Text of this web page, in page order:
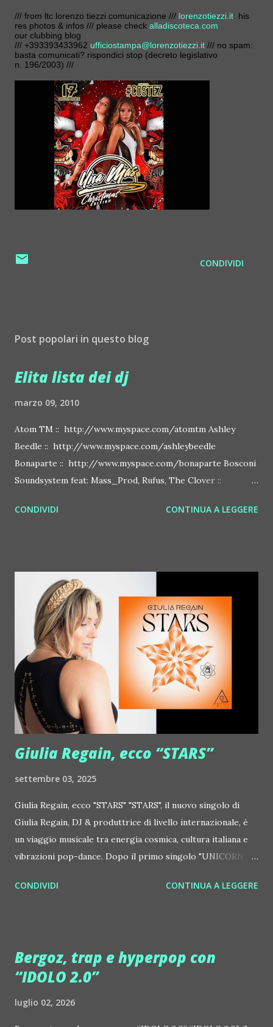
/// from ltc lorenzo tiezzi comunicazione /// lorenzotiezzi.it: his
res photos & infos /// please check alladiscoteca.com
our clubbing blog
/// +393393433962 ufficiostampa@lorenzotiezzi.it /// no spam:
basta comunicati? rispondici stop (decreto legislativo
n. 196/2003) ///
CONDIVIDI
Post popolari in questo blog
Elita lista dei dj
marzo 09, 2010
Atom TM :: http://www.myspace.com/atomtm Ashley
Beedle :: http://www.myspace.com/ashleybeedle
Bonaparte :: http://www.myspace.com/bonaparte Bosconi
Soundsystem feat: Mass_Prod, Rufus, The Clover ::
http://www.myspace.com/benderbyetone Chapelier Fou ::
Deian :: http://www.myspace.com/deiansong Dixon ::
http://www.myspace.com/justdixon Frivolous ::
http://www.myspace.com/frivolouslive Frost ::
http://www.myspace.com/frostnorway Gonzales ::
http://www.myspace.com/gonzpiration Italian Laptop
Orchestra feat. Alessio Bertallot Jimmy Edgar ::
http://www.myspace.com/colorstrip Jon Hopkins ::
http://www.myspace.com/jonhopkins Le Luci della
Centrale Elettrica Loco Dice ::
http://www.myspace.com/locod...
CONDIVIDI CONTINUA A LEGGERE
Giulia Regain, ecco “STARS”
settembre 03, 2025
Giulia Regain, ecco "STARS" "STARS", il nuovo singolo di
Giulia Regain, DJ & produttrice di livello internazionale, è
un viaggio musicale tra energia cosmica, cultura italiana e
vibrazioni pop-dance. Dopo il primo singolo "UNICORN",
seconda release intitolata "STARS", interpretata dalla voce
tra Giulia Regain e Dhany, già insieme in precedenti
produzioni come "My Memories" (Universal) e "We Are
connessione universale: un invito a riscoprire la nostra
CONDIVIDI CONTINUA A LEGGERE
Bergoz, trap e hyperpop con
“IDOLO 2.0”
luglio 02, 2026